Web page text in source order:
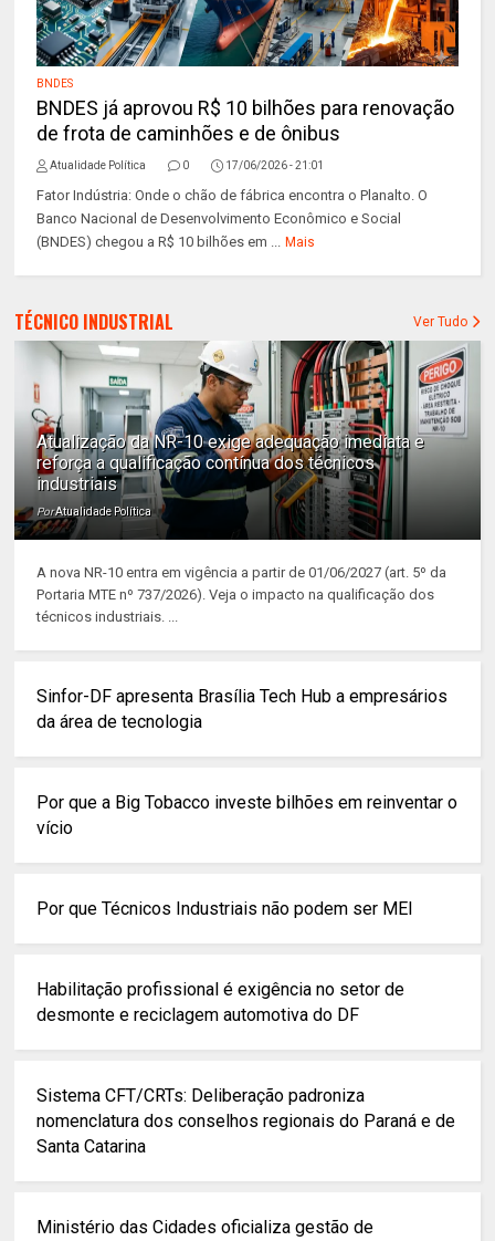
BNDES
BNDES já aprovou R$ 10 bilhões para renovação
de frota de caminhões e de ônibus
Atualidade Política 0 17/06/2026 - 21:01
Fator Indústria: Onde o chão de fábrica encontra o Planalto. O
Banco Nacional de Desenvolvimento Econômico e Social
(BNDES) chegou a R$ 10 bilhões em ... Mais
TÉCNICO INDUSTRIAL Ver Tudo
Atualização da NR-10 exige adequação imediata e
reforça a qualificação contínua dos técnicos
industriais
PorAtualidade Política
A nova NR-10 entra em vigência a partir de 01/06/2027 (art. 5º da
Portaria MTE nº 737/2026). Veja o impacto na qualificação dos
técnicos industriais. ...
Sinfor-DF apresenta Brasília Tech Hub a empresários
da área de tecnologia
Por que a Big Tobacco investe bilhões em reinventar o
vício
Por que Técnicos Industriais não podem ser MEI
Habilitação profissional é exigência no setor de
desmonte e reciclagem automotiva do DF
Sistema CFT/CRTs: Deliberação padroniza
nomenclatura dos conselhos regionais do Paraná e de
Santa Catarina
Ministério das Cidades oficializa gestão de